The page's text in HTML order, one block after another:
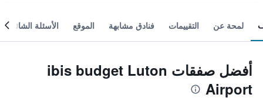
لمحة عن التقييمات فنادق مشابهة الموقع الأسئلة الشائعة
أفضل صفقات ibis budget Luton
Airport